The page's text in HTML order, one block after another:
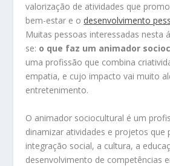
valorização de atividades que
bem-estar e o desenvolvimento
Muitas pessoas interessadas nesta
se: o que faz um animador
uma profissão que combina
empatia, e cujo impacto vai muito
entretenimento.
O animador sociocultural é um
dinamizar atividades e projetos que
integração social, a cultura, a
desenvolvimento de competências